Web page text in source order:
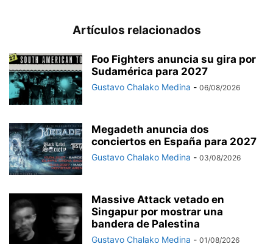
Artículos relacionados
Foo Fighters anuncia su gira por
Sudamérica para 2027
Gustavo Chalako Medina - 06/08/2026
Megadeth anuncia dos
conciertos en España para 2027
Gustavo Chalako Medina - 03/08/2026
Massive Attack vetado en
Singapur por mostrar una
bandera de Palestina
Gustavo Chalako Medina - 01/08/2026